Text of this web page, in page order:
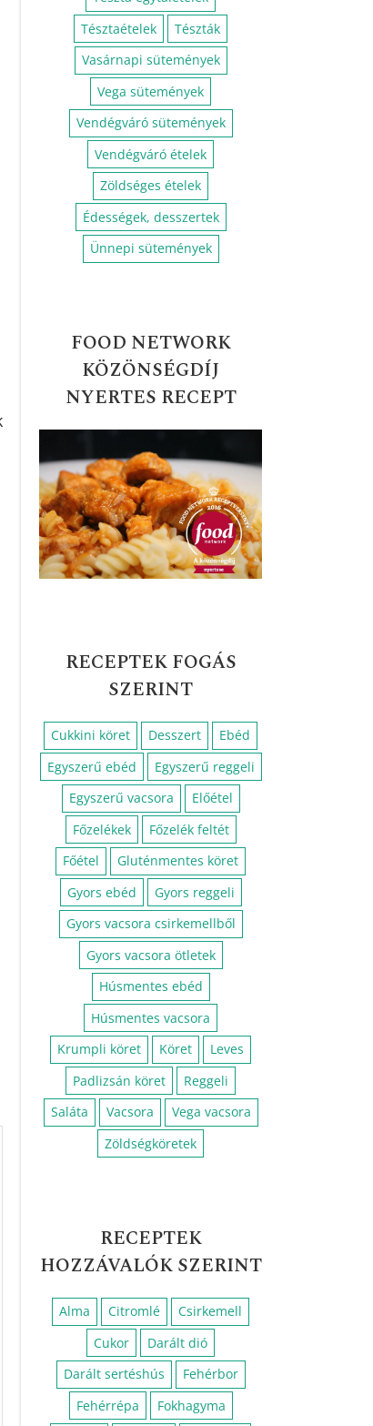
Tepsis ételek
Tojásételek
Tészta egytálételek
Tésztaételek
Tészták
Vasárnapi sütemények
Vega sütemények
Vendégváró sütemények
Vendégváró ételek
Zöldséges ételek
Édességek, desszertek
FOOD NETWORK
NYERTES RECEPT
SZERINT
Cukkini köret Desszert
Ebéd
Egyszerű ebéd
Egyszerű reggeli
Egyszerű vacsora
Előétel
Főzelékek
Főzelék feltét
Főétel
Gluténmentes köret
Gyors ebéd
Gyors reggeli
Gyors vacsora csirkemellből
Gyors vacsora ötletek
Húsmentes ebéd
Húsmentes vacsora
Krumpli köret
Köret
Leves
Padlizsán köret
Reggeli
Vacsora
Vega vacsora
HOZZÁVALÓK SZERINT
Alma Citromlé
Csirkemell
Cukor
Darált dió
Darált sertéshús
Fehérbor